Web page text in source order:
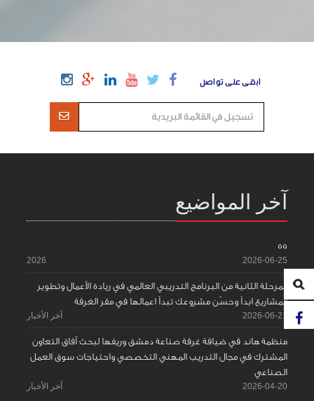
ابقى على تواصل
آخر المواضيع
55
2026-06-25
2026
المرحلة الثانية من البرنامج التدريبي العالمي في ريادة الأعمال وتطوير
المشاريع ابدأ وحسّن مشروعك تبدأ اعمالها في مقر الغرفة
2026-06-21 آخر الأخبار
منظمة هاند في ضيافة غرفة صناعة دمشق وريفها لبحث آفاق التعاون
المشترك في مجال التدريب المهني التخصصي واحتياجات سوق العمل
الصناعي
2026-04-20 آخر الأخبار